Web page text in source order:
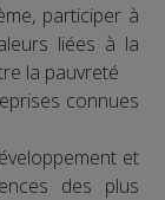
participer à
liées à la
la pauvreté
connues
et
des plus